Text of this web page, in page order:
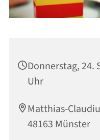
Donnerstag, 24.
Uhr
Matthias-
48163 Münster